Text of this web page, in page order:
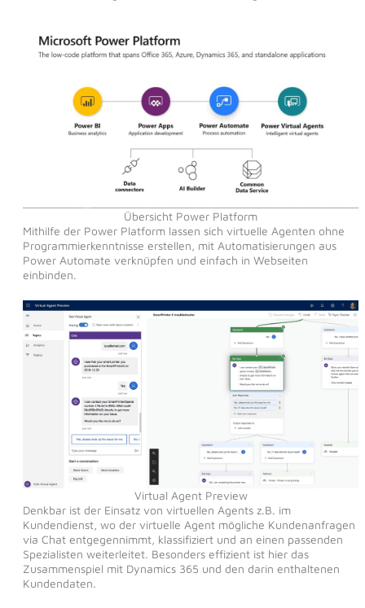
Übersicht Power Platform
Mithilfe der Power Platform lassen sich virtuelle Agenten ohne
Programmierkenntnisse erstellen, mit Automatisierungen aus
Power Automate verknüpfen und einfach in Webseiten
einbinden.
Virtual Agent Preview
Denkbar ist der Einsatz von virtuellen Agents z.B. im
Kundendienst, wo der virtuelle Agent mögliche Kundenanfragen
via Chat entgegennimmt, klassifiziert und an einen passenden
Spezialisten weiterleitet. Besonders effizient ist hier das
Zusammenspiel mit Dynamics 365 und den darin enthaltenen
Kundendaten.